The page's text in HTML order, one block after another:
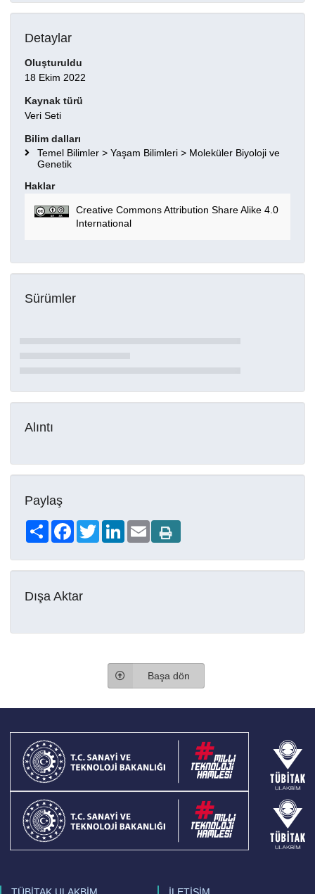
Detaylar
Oluşturuldu
18 Ekim 2022
Kaynak türü
Veri Seti
Bilim dalları
Temel Bilimler > Yaşam Bilimleri > Moleküler Biyoloji ve
Genetik
Haklar
Creative Commons Attribution Share Alike 4.0
International
Sürümler
Alıntı
Paylaş
Share FacebookTwitterLinkedIn
Email
Dışa Aktar
Başa dön